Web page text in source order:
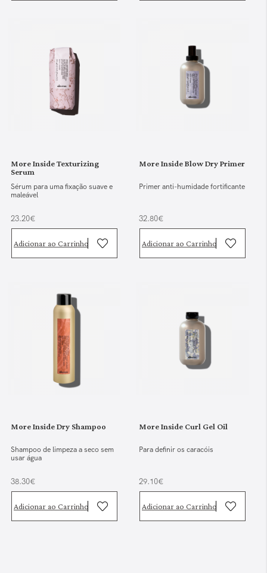
More Inside Texturizing
Serum
Sérum para uma fixação suave e
maleável
23.20€
Adicionar ao Carrinho
More Inside Blow Dry Primer
Primer anti-humidade fortificante
32.80€
Adicionar ao Carrinho
More Inside Dry Shampoo
Shampoo de limpeza a seco sem
usar água
38.30€
Adicionar ao Carrinho
More Inside Curl Gel Oil
Para definir os caracóis
29.10€
Adicionar ao Carrinho